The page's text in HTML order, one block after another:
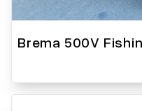
Brema 500V